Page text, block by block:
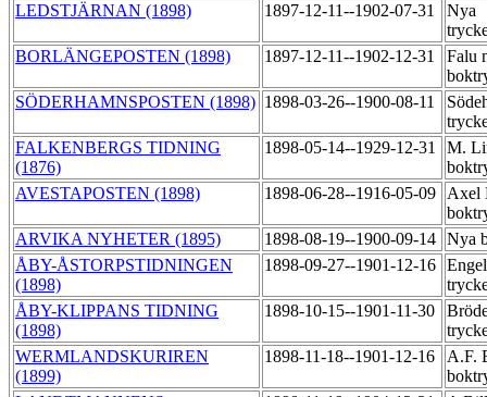
LEDSTJÄRNAN (1898)
1897-12-11--1902-07-31
Nya
BORLÄNGEPOSTEN (1898)
1897-12-11--1902-12-31
Falu
SÖDERHAMNSPOSTEN (1898) 1898-03-26--1900-08-11
FALKENBERGS TIDNING
(1876)
1898-05-14--1929-12-31
M.
AVESTAPOSTEN (1898)
1898-06-28--1916-05-09
Axel
ARVIKA NYHETER (1895)
1898-08-19--1900-09-14 Nya
ÅBY-ÅSTORPSTIDNINGEN
(1898)
1898-09-27--1901-12-16
ÅBY-KLIPPANS TIDNING
(1898)
1898-10-15--1901-11-30
WERMLANDSKURIREN
(1899)
1898-11-18--1901-12-16
A.F.